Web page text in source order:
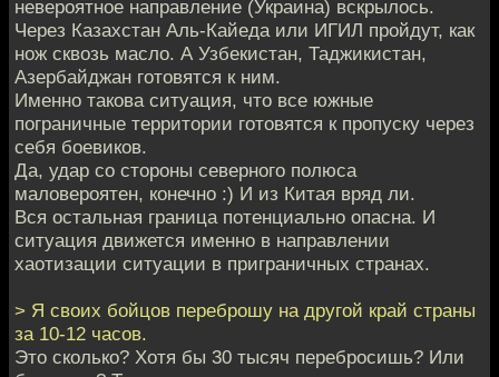
невероятное направление (Украина) вскрылось.
Через Казахстан Аль-Кайеда или ИГИЛ пройдут, как
нож сквозь масло. А Узбекистан, Таджикистан,
Азербайджан готовятся к ним.
Именно такова ситуация, что все южные
пограничные территории готовятся к пропуску через
себя боевиков.
Да, удар со стороны северного полюса
маловероятен, конечно :) И из Китая вряд ли.
Вся остальная граница потенциально опасна. И
ситуация движется именно в направлении
хаотизации ситуации в приграничных странах.
> Я своих бойцов переброшу на другой край страны
за 10-12 часов.
Это сколько? Хотя бы 30 тысяч перебросишь? Или